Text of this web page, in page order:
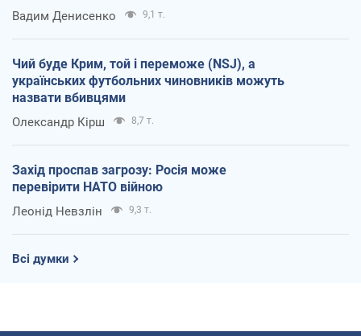
Вадим Денисенко 9,1 т.
Чий буде Крим, той і переможе (NSJ), а
українських футбольних чиновників можуть
назвати вбивцями
Олександр Кірш 8,7 т.
Захід проспав загрозу: Росія може
перевірити НАТО війною
Леонід Невзлін 9,3 т.
Всі думки